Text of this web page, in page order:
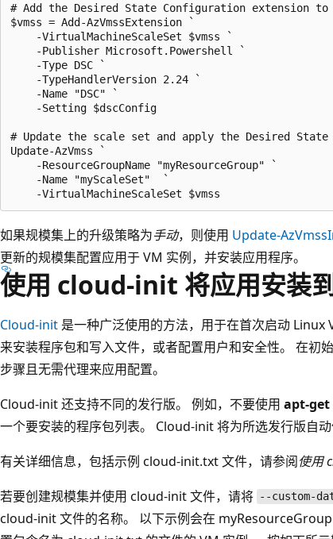
# Add the Desired State Configuration extension
$vmss = Add-AzVmssExtension `
    -VirtualMachineScaleSet $vmss `
    -Publisher Microsoft.Powershell `
    -Type DSC `
    -TypeHandlerVersion 2.24 `
    -Name "DSC" `
    -Setting $dscConfig
# Update the scale set and apply the Desired
Update-AzVmss `
    -ResourceGroupName "myResourceGroup" `
    -Name "myScaleSet"  `
如果规模集上的升级策略为手动，则使用 Update-
更新的规模集配置应用于 VM 实例，并安装应用程序。
使用 cloud-init 将应用安装
Cloud-init 是一种广泛使用的方法，用于在首次启动
来安装程序包和写入文件，或者配置用户和安全性。 在初
步骤且无需代理来应用配置。
Cloud-init 还支持不同的发行版。 例如，不要使用 apt-get
一个要安装的程序包列表。 Cloud-init 将为所选发行版自动
有关详细信息，包括示例 cloud-init.txt 文件，请参阅使用
若要创建规模集并使用 cloud-init 文件，请将 --custom-
cloud-init 文件的名称。 以下示例会在